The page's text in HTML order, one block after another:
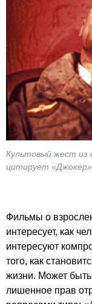
Культовый жест из
цитирует
Фильмы о
интересует, как
интересуют
того, как
жизни. Может
лишенное прав